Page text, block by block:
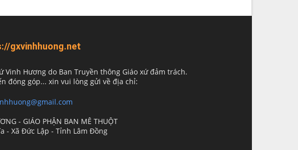
gxvinhhuong.net
Vinh Hương do Ban Truyền thông Giáo xứ đảm trách.
đóng góp... xin vui lòng gửi về địa chỉ:
- GIÁO PHẬN BAN MÊ THUỘT
- Xã Đức Lập - Tỉnh Lâm Đồng